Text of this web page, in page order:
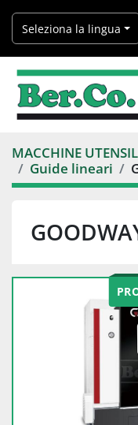
Seleziona la lingua
MACCHINE
Guide lineari